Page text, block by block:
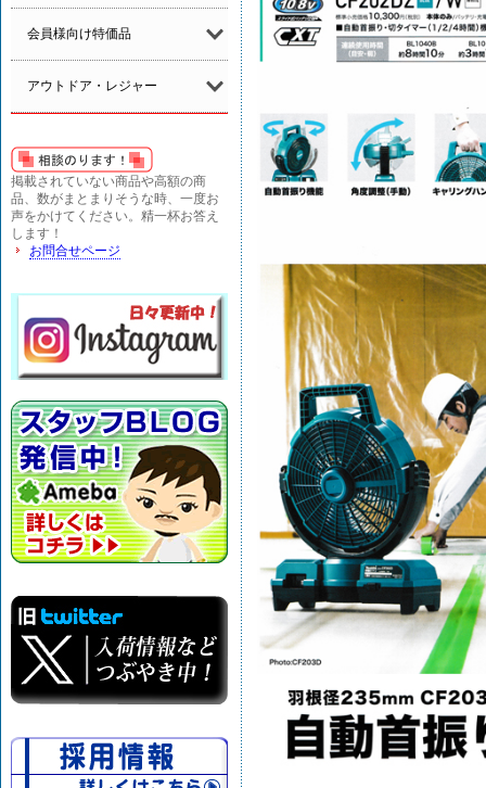
会員様向け特価品
アウトドア・レジャー
掲載されていない商品や高額の商
品、数がまとまりそうな時、一度お
声をかけてください。精一杯お答え
します！
お問合せページ